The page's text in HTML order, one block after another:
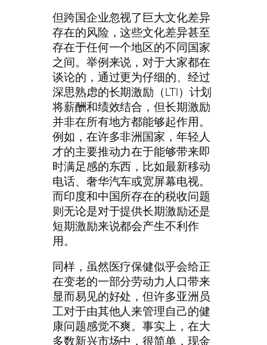
但跨国企业忽视了巨大文化差异
存在的风险，这些文化差异甚至
存在于任何一个地区的不同国家
之间。举例来说，对于大家都在
谈论的，通过更为仔细的、经过
深思熟虑的长期激励（LTI）计划
将薪酬和绩效结合，但长期激励
并非在所有地方都能够起作用。
例如，在许多非洲国家，年轻人
才的主要推动力在于能够带来即
时满足感的东西，比如最新移动
电话、奢华汽车或宽屏幕电视。
而印度和中国所存在的税收问题
则无论是对于提供长期激励还是
短期激励来说都会产生不利作
用。
同样，虽然医疗保健似乎会给正
在变老的一部分劳动力人口带来
显而易见的好处，但许多亚洲员
工对于由其他人来管理自己的健
康问题感觉不爽。事实上，在大
多数新兴市场中，很简单，现金